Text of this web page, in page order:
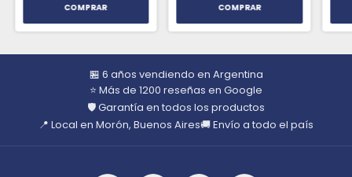
COMPRAR
🏪 6 años vendiendo en Argentina
⭐ Más de 1200 reseñas en Google
🛡️ Garantía en todos los productos
📍 Local en Morón, Buenos Aires🚚 Envío a todo el país